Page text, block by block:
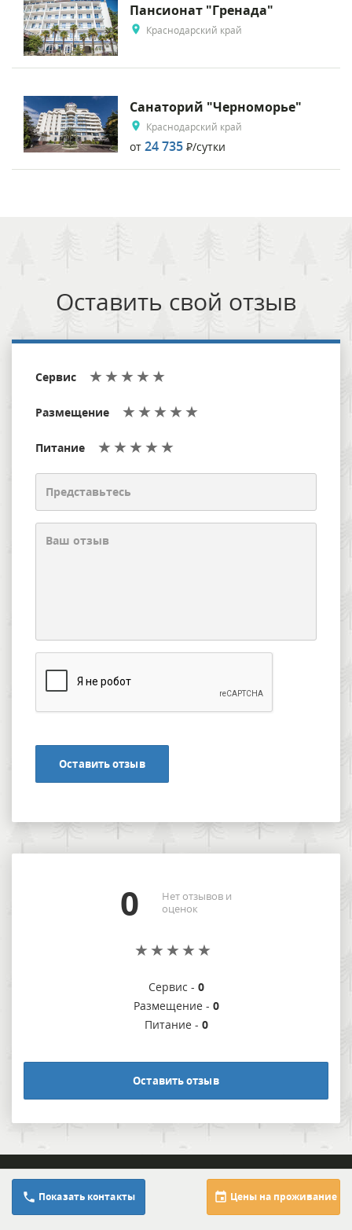
Показать контакты Цены на проживание
8 (614) 132-71-7
Пансионат "Гренада"
Краснодарский край
Санаторий "Черноморье"
Краснодарский край
от 24 735 Р/сутки
Оставить свой отзыв
Сервис
Размещение
Питание
Оставить отзыв
0
Нет отзывов и
оценок
Сервис - 0
Размещение - 0
Питание - 0
Оставить отзыв
Расскажи о нас друзьям: